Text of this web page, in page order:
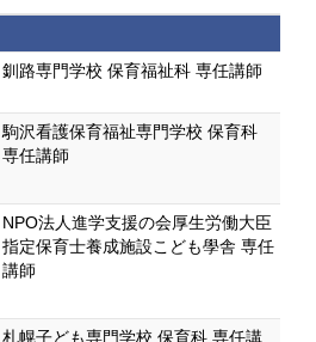
釧路専門学校 保育福祉科 専任講師
駒沢看護保育福祉専門学校 保育科
専任講師
NPO法人進学支援の会厚生労働大臣
指定保育士養成施設こども學舎 専任
講師
札幌子ども専門学校 保育科 専任講